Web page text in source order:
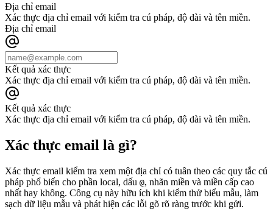
Địa chỉ email
Xác thực địa chỉ email với kiểm tra cú pháp, độ dài và tên miền.
Địa chỉ email
Kết quả xác thực
Xác thực địa chỉ email với kiểm tra cú pháp, độ dài và tên miền.
Kết quả xác thực
Xác thực địa chỉ email với kiểm tra cú pháp, độ dài và tên miền.
Xác thực email là gì?
Xác thực email kiểm tra xem một địa chỉ có tuân theo các quy tắc cú
pháp phổ biến cho phần local, dấu @, nhãn miền và miền cấp cao
nhất hay không. Công cụ này hữu ích khi kiểm thử biểu mẫu, làm
sạch dữ liệu mẫu và phát hiện các lỗi gõ rõ ràng trước khi gửi.